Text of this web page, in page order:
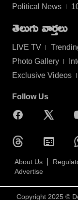
Political News
తెలుగు వార్తలు
LIVE TV
Photo Gallery
Exclusive Videos
Follow Us
About Us
Advertise
Copyright 2025 ©